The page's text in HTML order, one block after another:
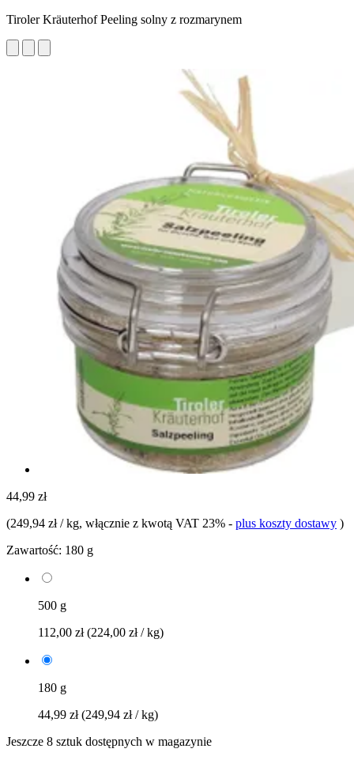
Tiroler Kräuterhof Peeling solny z rozmarynem
44,99 zł
(249,94 zł / kg, włącznie z kwotą VAT 23% - plus koszty dostawy )
Zawartość: 180 g
500 g
112,00 zł(224,00 zł / kg)
180 g
44,99 zł(249,94 zł / kg)
Jeszcze 8 sztuk dostępnych w magazynie